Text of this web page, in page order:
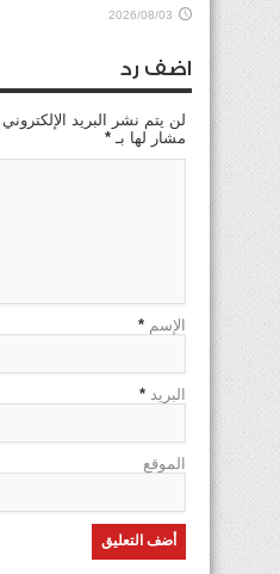
2026/08/03
اضف رد
لن يتم نشر البريد
مشار لها بـ *
الإسم *
البريد *
الموقع